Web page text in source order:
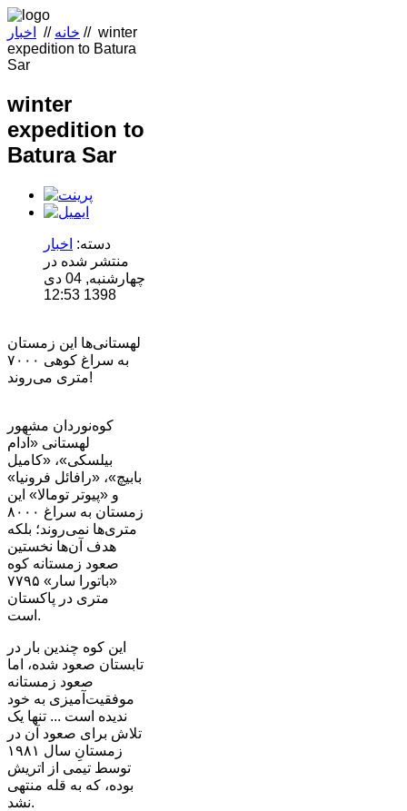
خانه // اخبار // winter
expedition to Batura
Sar
winter
expedition to
Batura Sar
دسته: اخبار
منتشر شده در
چهارشنبه, 04 دی
1398 12:53
لهستانی‌ها این زمستان
به سراغ کوهی ۷۰۰۰
متری‌ می‌روند!
کوه‌نوردان مشهور
لهستانی «آدام
بیلسکی»، «کامیل
بابیچ»، «رافائل فرونیا»
و «پیوتر تومالا» این
زمستان به سراغ ۸۰۰۰
متری‌ها نمی‌روند؛ بلکه
هدف آن‌ها نخستین
صعود زمستانه کوه
«باتورا سار» ۷۷۹۵
متری در پاکستان
است.
این کوه چندین بار در
تابستان صعود شده، اما
صعود زمستانه
موفقیت‌آمیزی به خود
ندیده است ... تنها یک
تلاش برای صعود آن در
زمستانِ سال ۱۹۸۱
توسط تیمی از اتریش
بوده، که به قله منتهی
نشد.